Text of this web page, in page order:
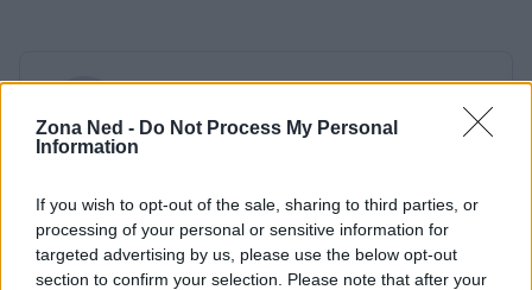
Zona Ned - Do Not Process My Personal
Information
If you wish to opt-out of the sale, sharing to third parties, or
processing of your personal or sensitive information for
targeted advertising by us, please use the below opt-out
section to confirm your selection. Please note that after your
AUTORE